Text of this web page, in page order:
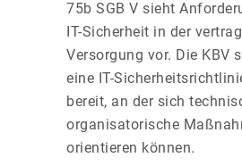
75b SGB V sieht
IT-Sicherheit in der
Versorgung vor. Die KBV
eine IT-
bereit, an der sich
organisatorische
orientieren können.